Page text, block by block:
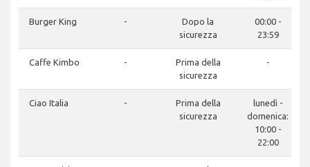
Burger King -
Dopo la
sicurezza
00:00 -
23:59
Caffe Kimbo -
Prima della
sicurezza
-
Ciao Italia -
Prima della
sicurezza
lunedì -
domenica:
10:00 -
22:00